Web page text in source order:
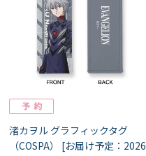
渚カヲル グラフィックタグ
（COSPA） [お届け予定：2026